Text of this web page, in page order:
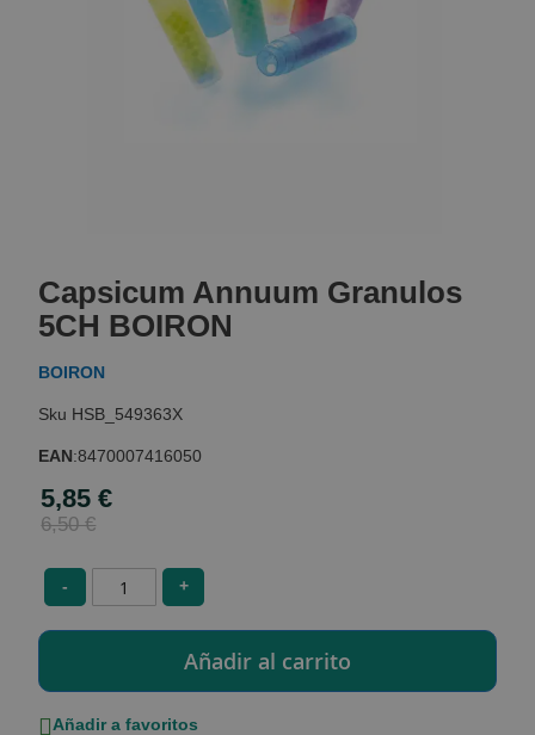
the
beginning
of
the
gallery
Capsicum Annuum Granulos
5CH BOIRON
BOIRON
HSB_549363X
EAN:8470007416050
Special
Price
5,85 €
6,50 €
- +
Añadir a favoritos